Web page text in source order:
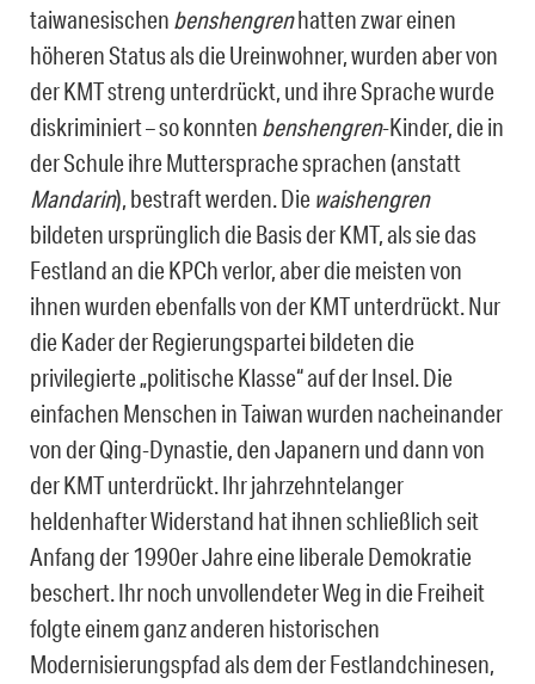
taiwanesischen benshengrenhatten zwar einen
höheren Status als die Ureinwohner, wurden aber von
der KMT streng unterdrückt, und ihre Sprache wurde
diskriminiert – so konnten benshengren-Kinder, die in
der Schule ihre Muttersprache sprachen (anstatt
Mandarin), bestraft werden. Die waishengren
bildeten ursprünglich die Basis der KMT, als sie das
Festland an die KPCh verlor, aber die meisten von
ihnen wurden ebenfalls von der KMT unterdrückt. Nur
die Kader der Regierungspartei bildeten die
privilegierte „politische Klasse“ auf der Insel. Die
einfachen Menschen in Taiwan wurden nacheinander
von der Qing-Dynastie, den Japanern und dann von
der KMT unterdrückt. Ihr jahrzehntelanger
heldenhafter Widerstand hat ihnen schließlich seit
Anfang der 1990er Jahre eine liberale Demokratie
beschert. Ihr noch unvollendeter Weg in die Freiheit
folgte einem ganz anderen historischen
Modernisierungspfad als dem der Festlandchinesen,